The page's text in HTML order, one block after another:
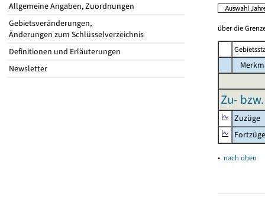
Allgemeine Angaben, Zuordnungen
Gebietsveränderungen,
Änderungen zum Schlüsselverzeichnis
Definitionen und Erläuterungen
Newsletter
über die
Zu-
Zuzüge
Fortzüge
▴ nach oben